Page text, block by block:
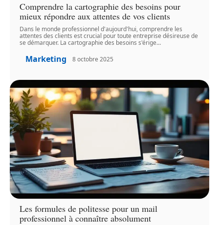
Comprendre la cartographie des besoins pour
mieux répondre aux attentes de vos clients
Dans le monde professionnel d'aujourd'hui, comprendre les
attentes des clients est crucial pour toute entreprise désireuse de
se démarquer. La cartographie des besoins s'érige…
Marketing 8 octobre 2025
Les formules de politesse pour un mail
professionnel à connaître absolument